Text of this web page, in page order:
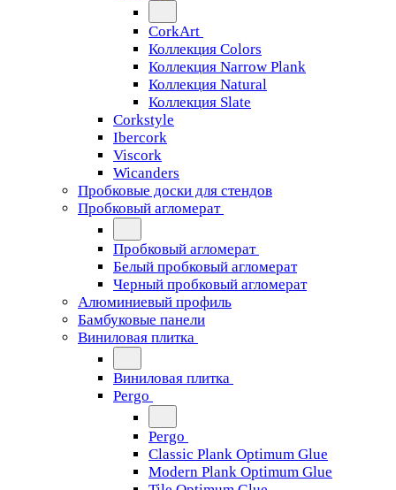
CorkArt
Коллекция Colors
Коллекция Narrow Plank
Коллекция Natural
Коллекция Slate
Corkstyle
Ibercork
Viscork
Wicanders
Пробковые доски для стендов
Пробковый агломерат
Пробковый агломерат
Белый пробковый агломерат
Черный пробковый агломерат
Алюминиевый профиль
Бамбуковые панели
Виниловая плитка
Виниловая плитка
Pergo
Pergo
Classic Plank Optimum Glue
Modern Plank Optimum Glue